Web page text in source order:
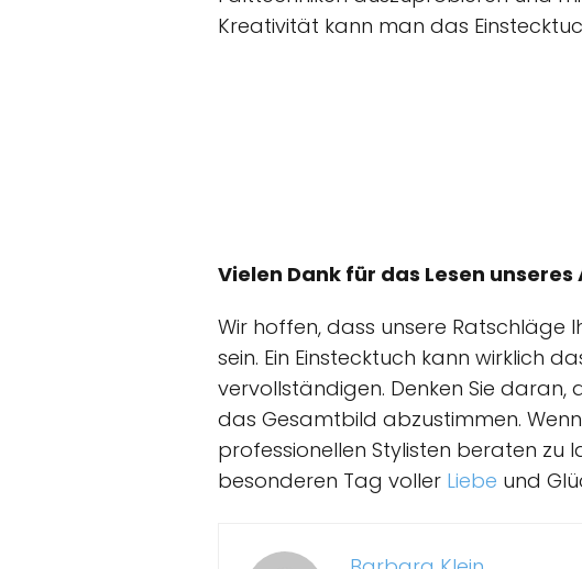
Kreativität kann man das
Vielen Dank für das Lesen
Wir hoffen, dass unsere Ratschläge
sein. Ein Einstecktuch kann wirklich
vervollständigen. Denken Sie daran,
das Gesamtbild abzustimmen.
professionellen Stylisten beraten zu
besonderen Tag voller Liebe und